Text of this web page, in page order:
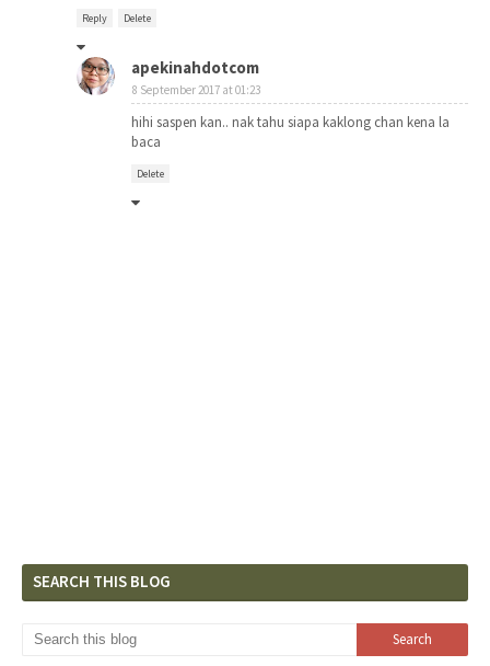
Reply Delete
apekinahdotcom
8 September 2017 at 01:23
hihi saspen kan.. nak tahu siapa kaklong chan kena la
baca
Delete
SEARCH THIS BLOG